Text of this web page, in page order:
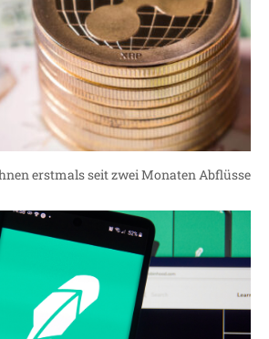
erstmals seit zwei Monaten Abflüsse